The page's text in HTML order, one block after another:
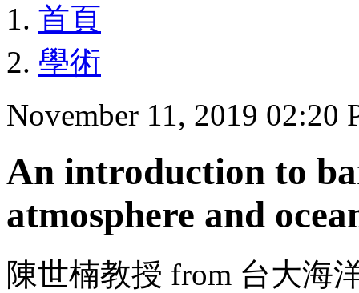
首頁
學術
November 11, 2019 02:20
An introduction to
atmosphere and
陳世楠教授 from 台大海